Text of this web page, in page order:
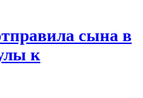
сына в
к